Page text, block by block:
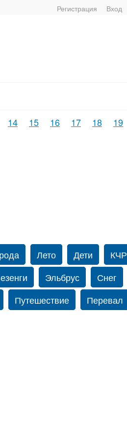
Регистрация Вход
14 15 16 17 18 19
Лето Дети КЧР
Эльбрус Снег
Путешествие Перевал